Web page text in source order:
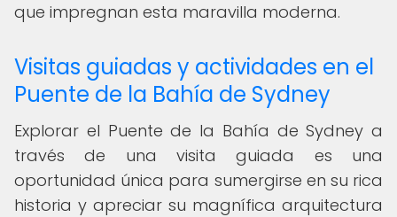
que impregnan esta maravilla moderna.
Visitas guiadas y actividades en el
Puente de la Bahía de Sydney
Explorar el Puente de la Bahía de Sydney a
través de una visita guiada es una
oportunidad única para sumergirse en su rica
historia y apreciar su magnífica arquitectura